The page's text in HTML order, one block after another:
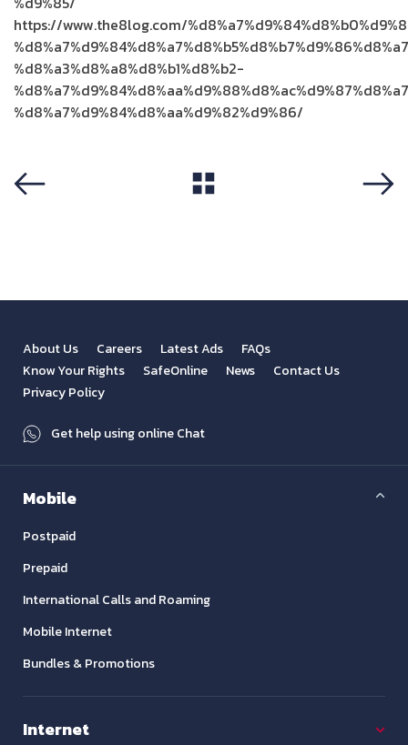
https://www.the8log.com/
%d8%a3%d8%a8%d8%b1%d8%b2-
%d8%a7%d9%84%d8%aa%d9%82%d9%86/
About Us Careers Latest Ads
FAQs
Know Your Rights
SafeOnline News
Contact Us
Privacy Policy
Get help using online Chat
Mobile
Postpaid
Prepaid
International Calls and Roaming
Mobile Internet
Bundles & Promotions
Internet